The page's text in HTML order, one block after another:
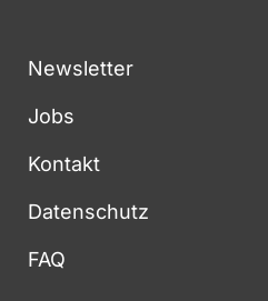
Newsletter
Jobs
Kontakt
Datenschutz
FAQ